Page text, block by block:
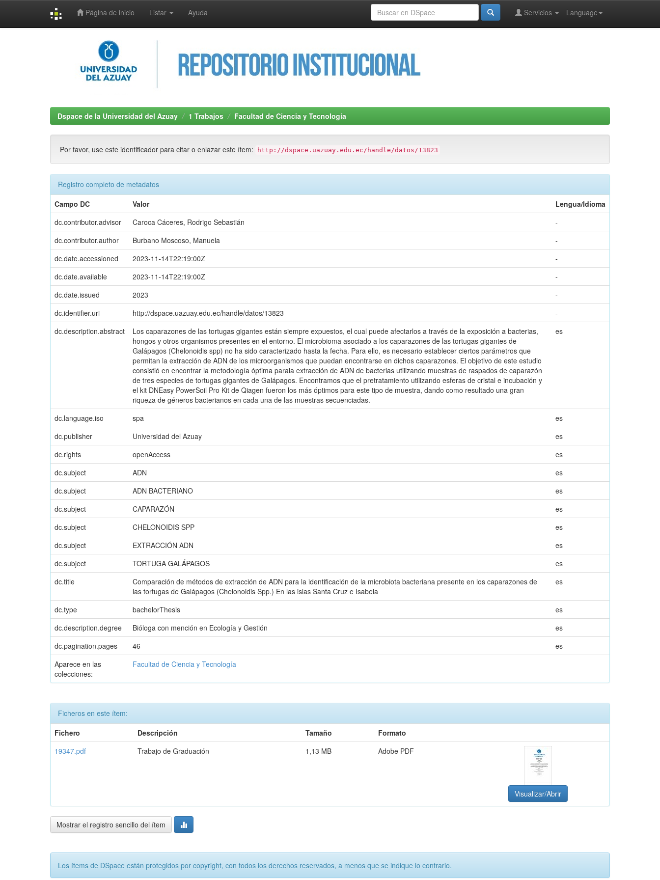
Página de inicio Listar Ayuda Language
Servicios
Dspace de la Universidad del Azuay 1 Trabajos Facultad de Ciencia y Tecnología
Por favor, use este identificador para citar o enlazar este ítem: http://dspace.uazuay.edu.ec/handle/datos/13823
Registro completo de metadatos
Campo DC
Valor
Lengua/Idioma
dc.contributor.advisor
Caroca Cáceres, Rodrigo Sebastián
-
dc.contributor.author
Burbano Moscoso, Manuela
-
dc.date.accessioned
2023-11-14T22:19:00Z
-
dc.date.available
2023-11-14T22:19:00Z
-
dc.date.issued
2023
-
dc.identifier.uri
http://dspace.uazuay.edu.ec/handle/datos/13823
-
dc.description.abstract
Los caparazones de las tortugas gigantes están siempre expuestos, el cual puede afectarlos a través de la exposición a bacterias,
hongos y otros organismos presentes en el entorno. El microbioma asociado a los caparazones de las tortugas gigantes de
Galápagos (Chelonoidis spp) no ha sido caracterizado hasta la fecha. Para ello, es necesario establecer ciertos parámetros que
permitan la extracción de ADN de los microorganismos que puedan encontrarse en dichos caparazones. El objetivo de este estudio
consistió en encontrar la metodología óptima parala extracción de ADN de bacterias utilizando muestras de raspados de caparazón
de tres especies de tortugas gigantes de Galápagos. Encontramos que el pretratamiento utilizando esferas de cristal e incubación y
el kit DNEasy PowerSoil Pro Kit de Qiagen fueron los más óptimos para este tipo de muestra, dando como resultado una gran
riqueza de géneros bacterianos en cada una de las muestras secuenciadas.
es
dc.language.iso spa
es
dc.publisher
Universidad del Azuay
es
dc.rights
openAccess
es
dc.subject
ADN
es
dc.subject
ADN BACTERIANO
es
dc.subject
CAPARAZÓN
es
dc.subject
CHELONOIDIS SPP
es
dc.subject
EXTRACCIÓN ADN
es
dc.subject
TORTUGA GALÁPAGOS
es
dc.title
Comparación de métodos de extracción de ADN para la identificación de la microbiota bacteriana presente en los caparazones de
las tortugas de Galápagos (Chelonoidis Spp.) En las islas Santa Cruz e Isabela
es
dc.type bachelorThesis
es
dc.description.degree
Bióloga con mención en Ecología y Gestión
es
dc.pagination.pages
46
es
Aparece en las
colecciones:
Facultad de Ciencia y Tecnología
Ficheros en este ítem:
Fichero
Descripción Tamaño
Formato
19347.pdf
Trabajo de Graduación 1,13 MB Adobe PDF
Visualizar/Abrir
Mostrar el registro sencillo del ítem
Los ítems de DSpace están protegidos por copyright, con todos los derechos reservados, a menos que se indique lo contrario.